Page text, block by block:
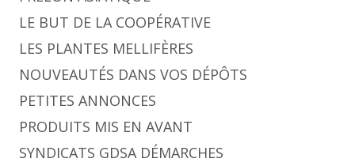
LE BUT DE LA COOPÉRATIVE
LES PLANTES MELLIFÈRES
NOUVEAUTÉS DANS VOS DÉPÔTS
PETITES ANNONCES
PRODUITS MIS EN AVANT
SYNDICATS GDSA DÉMARCHES